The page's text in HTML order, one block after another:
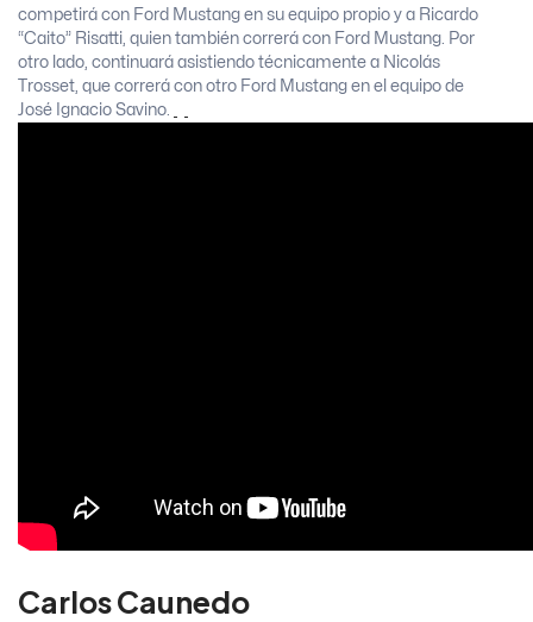
competirá con Ford Mustang en su equipo propio y a Ricardo
“Caito” Risatti, quien también correrá con Ford Mustang. Por
otro lado, continuará asistiendo técnicamente a Nicolás
Trosset, que correrá con otro Ford Mustang en el equipo de
José Ignacio Savino.
Carlos Caunedo